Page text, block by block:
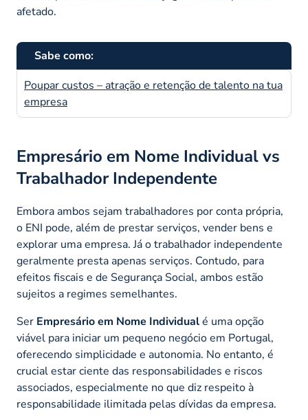
afetado.
Sabe como:
Poupar custos – atração e retenção de talento na tua
empresa
Empresário em Nome Individualvs
Trabalhador Independente
Embora ambos sejam trabalhadores por conta própria,
o ENI pode, além de prestar serviços, vender bens e
explorar uma empresa. Já o trabalhador independente
geralmente presta apenas serviços. Contudo, para
efeitos fiscais e de Segurança Social, ambos estão
sujeitos a regimes semelhantes.
Ser Empresário em Nome Individualé uma opção
viável para iniciar um pequeno negócio em Portugal,
oferecendo simplicidade e autonomia. No entanto, é
crucial estar ciente das responsabilidades e riscos
associados, especialmente no que diz respeito à
responsabilidade ilimitada pelas dívidas da empresa.